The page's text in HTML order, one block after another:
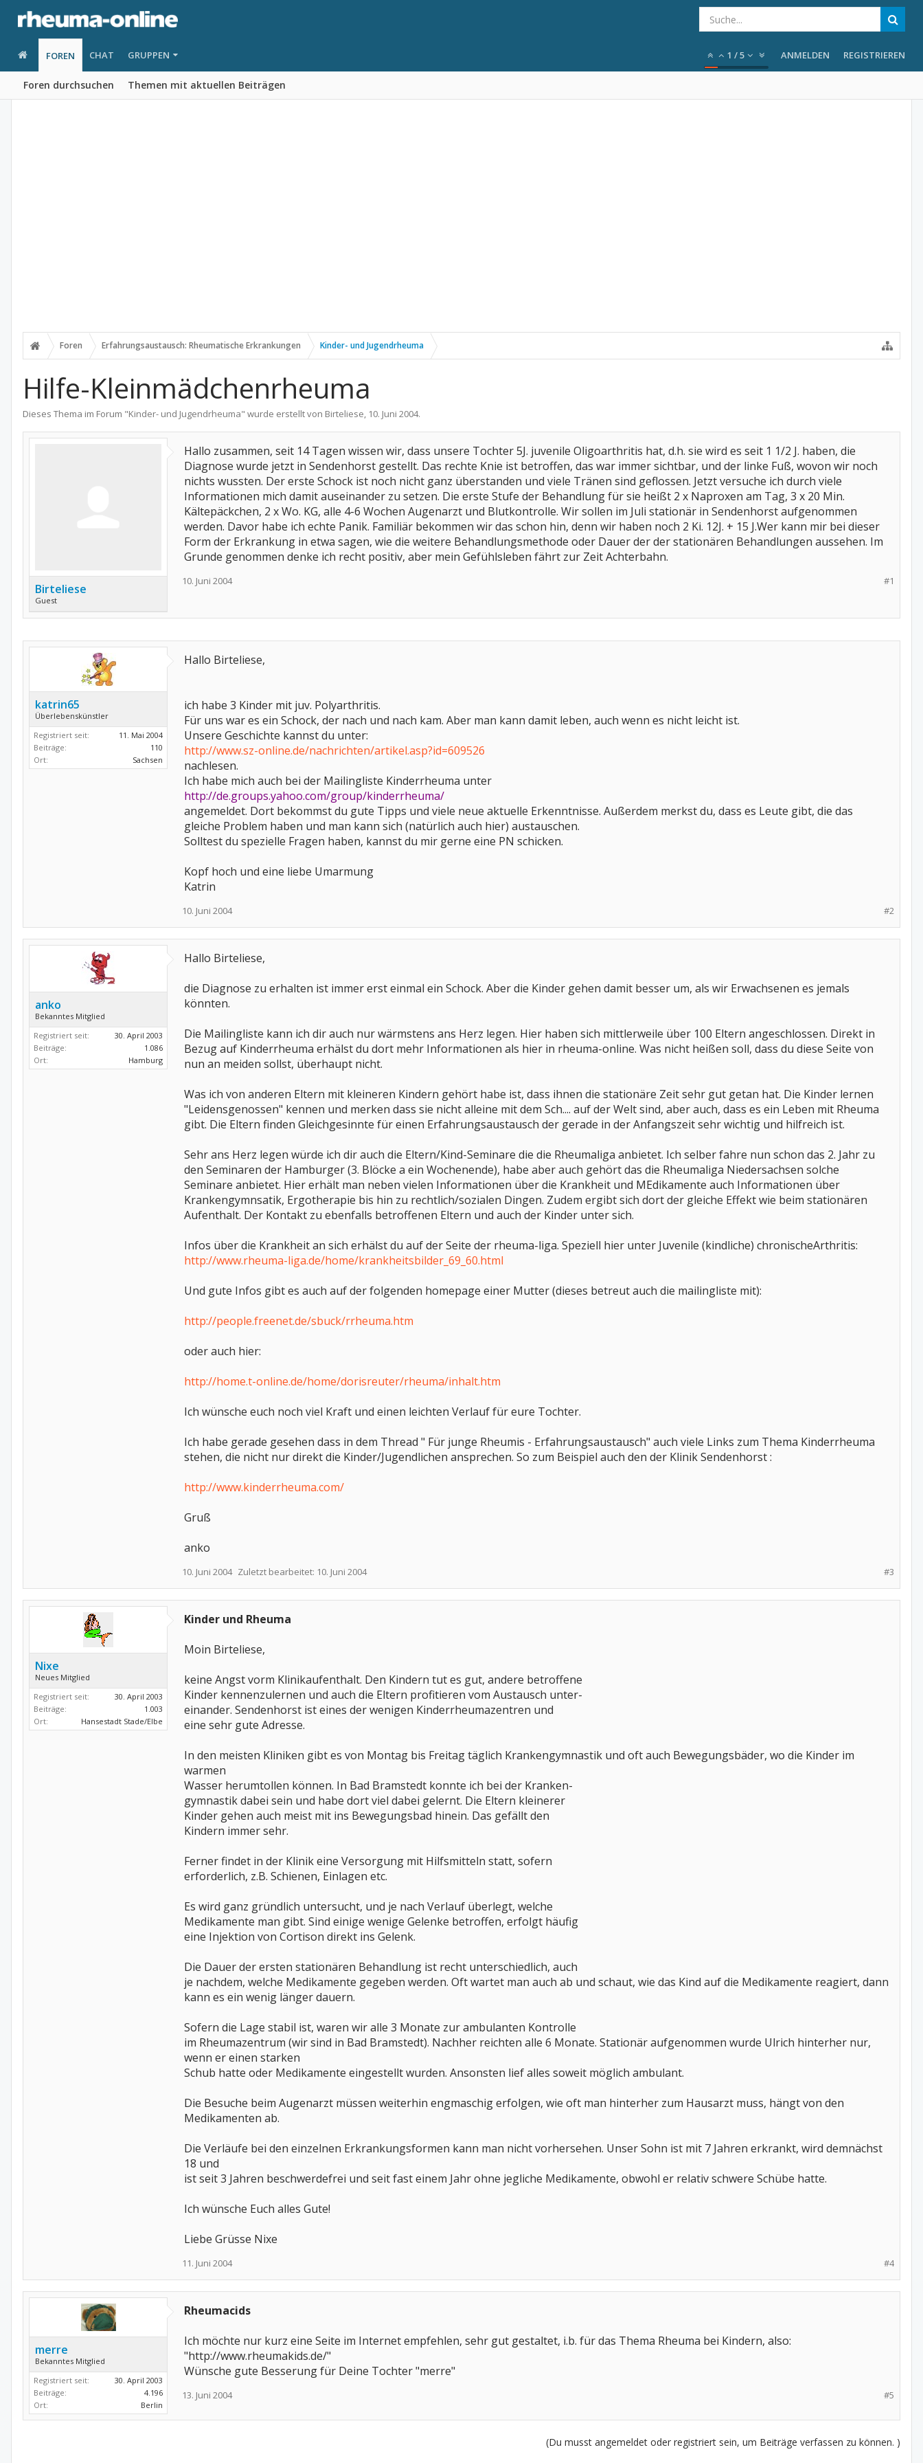
FOREN
Foren durchsuchen Themen mit aktuellen Beiträgen
CHAT GRUPPEN 1 /5 ANMELDEN REGISTRIEREN
Foren Erfahrungsaustausch: Rheumatische Erkrankungen Kinder- und Jugendrheuma
Hilfe-Kleinmädchenrheuma
Dieses Thema im Forum "Kinder- und Jugendrheuma" wurde erstellt von Birteliese, 10. Juni 2004.
Birteliese
Guest
Hallo zusammen, seit 14 Tagen wissen wir, dass unsere Tochter 5J. juvenile Oligoarthritis hat, d.h. sie wird es seit 1 1/2 J. haben, die
Diagnose wurde jetzt in Sendenhorst gestellt. Das rechte Knie ist betroffen, das war immer sichtbar, und der linke Fuß, wovon wir noch
nichts wussten. Der erste Schock ist noch nicht ganz überstanden und viele Tränen sind geflossen. Jetzt versuche ich durch viele
Informationen mich damit auseinander zu setzen. Die erste Stufe der Behandlung für sie heißt 2 x Naproxen am Tag, 3 x 20 Min.
Kältepäckchen, 2 x Wo. KG, alle 4-6 Wochen Augenarzt und Blutkontrolle. Wir sollen im Juli stationär in Sendenhorst aufgenommen
werden. Davor habe ich echte Panik. Familiär bekommen wir das schon hin, denn wir haben noch 2 Ki. 12J. + 15 J.Wer kann mir bei dieser
Form der Erkrankung in etwa sagen, wie die weitere Behandlungsmethode oder Dauer der der stationären Behandlungen aussehen. Im
Grunde genommen denke ich recht positiv, aber mein Gefühlsleben fährt zur Zeit Achterbahn.
#1
10. Juni 2004
katrin65
Überlebenskünstler
Registriert seit:
11. Mai 2004
Beiträge:
110
Ort:
Sachsen
Hallo Birteliese,
ich habe 3 Kinder mit juv. Polyarthritis.
Für uns war es ein Schock, der nach und nach kam. Aber man kann damit leben, auch wenn es nicht leicht ist.
Unsere Geschichte kannst du unter:
http://www.sz-online.de/nachrichten/artikel.asp?id=609526
nachlesen.
Ich habe mich auch bei der Mailingliste Kinderrheuma unter
http://de.groups.yahoo.com/group/kinderrheuma/
angemeldet. Dort bekommst du gute Tipps und viele neue aktuelle Erkenntnisse. Außerdem merkst du, dass es Leute gibt, die das
gleiche Problem haben und man kann sich (natürlich auch hier) austauschen.
Solltest du spezielle Fragen haben, kannst du mir gerne eine PN schicken.
Kopf hoch und eine liebe Umarmung
Katrin
#2
10. Juni 2004
anko
Bekanntes Mitglied
Registriert seit:
30. April 2003
Beiträge:
1.086
Ort:
Hamburg
Hallo Birteliese,
die Diagnose zu erhalten ist immer erst einmal ein Schock. Aber die Kinder gehen damit besser um, als wir Erwachsenen es jemals
könnten.
Die Mailingliste kann ich dir auch nur wärmstens ans Herz legen. Hier haben sich mittlerweile über 100 Eltern angeschlossen. Direkt in
Bezug auf Kinderrheuma erhälst du dort mehr Informationen als hier in rheuma-online. Was nicht heißen soll, dass du diese Seite von
nun an meiden sollst, überhaupt nicht.
Was ich von anderen Eltern mit kleineren Kindern gehört habe ist, dass ihnen die stationäre Zeit sehr gut getan hat. Die Kinder lernen
"Leidensgenossen" kennen und merken dass sie nicht alleine mit dem Sch.... auf der Welt sind, aber auch, dass es ein Leben mit Rheuma
gibt. Die Eltern finden Gleichgesinnte für einen Erfahrungsaustausch der gerade in der Anfangszeit sehr wichtig und hilfreich ist.
Sehr ans Herz legen würde ich dir auch die Eltern/Kind-Seminare die die Rheumaliga anbietet. Ich selber fahre nun schon das 2. Jahr zu
den Seminaren der Hamburger (3. Blöcke a ein Wochenende), habe aber auch gehört das die Rheumaliga Niedersachsen solche
Seminare anbietet. Hier erhält man neben vielen Informationen über die Krankheit und MEdikamente auch Informationen über
Krankengymnsatik, Ergotherapie bis hin zu rechtlich/sozialen Dingen. Zudem ergibt sich dort der gleiche Effekt wie beim stationären
Aufenthalt. Der Kontakt zu ebenfalls betroffenen Eltern und auch der Kinder unter sich.
Infos über die Krankheit an sich erhälst du auf der Seite der rheuma-liga. Speziell hier unter Juvenile (kindliche) chronischeArthritis:
http://www.rheuma-liga.de/home/krankheitsbilder_69_60.html
Und gute Infos gibt es auch auf der folgenden homepage einer Mutter (dieses betreut auch die mailingliste mit):
http://people.freenet.de/sbuck/rrheuma.htm
oder auch hier:
http://home.t-online.de/home/dorisreuter/rheuma/inhalt.htm
Ich wünsche euch noch viel Kraft und einen leichten Verlauf für eure Tochter.
Ich habe gerade gesehen dass in dem Thread " Für junge Rheumis - Erfahrungsaustausch" auch viele Links zum Thema Kinderrheuma
stehen, die nicht nur direkt die Kinder/Jugendlichen ansprechen. So zum Beispiel auch den der Klinik Sendenhorst :
http://www.kinderrheuma.com/
Gruß
anko
#3
10. Juni 2004 Zuletzt bearbeitet: 10. Juni 2004
Nixe
Neues Mitglied
Registriert seit:
30. April 2003
Beiträge:
1.003
Ort:
Hansestadt Stade/Elbe
Kinder und Rheuma
Moin Birteliese,
keine Angst vorm Klinikaufenthalt. Den Kindern tut es gut, andere betroffene
Kinder kennenzulernen und auch die Eltern profitieren vom Austausch unter-
einander. Sendenhorst ist eines der wenigen Kinderrheumazentren und
eine sehr gute Adresse.
In den meisten Kliniken gibt es von Montag bis Freitag täglich Krankengymnastik und oft auch Bewegungsbäder, wo die Kinder im
warmen
Wasser herumtollen können. In Bad Bramstedt konnte ich bei der Kranken-
gymnastik dabei sein und habe dort viel dabei gelernt. Die Eltern kleinerer
Kinder gehen auch meist mit ins Bewegungsbad hinein. Das gefällt den
Kindern immer sehr.
Ferner findet in der Klinik eine Versorgung mit Hilfsmitteln statt, sofern
erforderlich, z.B. Schienen, Einlagen etc.
Es wird ganz gründlich untersucht, und je nach Verlauf überlegt, welche
Medikamente man gibt. Sind einige wenige Gelenke betroffen, erfolgt häufig
eine Injektion von Cortison direkt ins Gelenk.
Die Dauer der ersten stationären Behandlung ist recht unterschiedlich, auch
je nachdem, welche Medikamente gegeben werden. Oft wartet man auch ab und schaut, wie das Kind auf die Medikamente reagiert, dann
kann es ein wenig länger dauern.
Sofern die Lage stabil ist, waren wir alle 3 Monate zur ambulanten Kontrolle
im Rheumazentrum (wir sind in Bad Bramstedt). Nachher reichten alle 6 Monate. Stationär aufgenommen wurde Ulrich hinterher nur,
wenn er einen starken
Schub hatte oder Medikamente eingestellt wurden. Ansonsten lief alles soweit möglich ambulant.
Die Besuche beim Augenarzt müssen weiterhin engmaschig erfolgen, wie oft man hinterher zum Hausarzt muss, hängt von den
Medikamenten ab.
Die Verläufe bei den einzelnen Erkrankungsformen kann man nicht vorhersehen. Unser Sohn ist mit 7 Jahren erkrankt, wird demnächst
18 und
ist seit 3 Jahren beschwerdefrei und seit fast einem Jahr ohne jegliche Medikamente, obwohl er relativ schwere Schübe hatte.
Ich wünsche Euch alles Gute!
Liebe Grüsse Nixe
#4
11. Juni 2004
merre
Bekanntes Mitglied
Registriert seit:
30. April 2003
Beiträge:
4.196
Ort:
Berlin
Rheumacids
Ich möchte nur kurz eine Seite im Internet empfehlen, sehr gut gestaltet, i.b. für das Thema Rheuma bei Kindern, also:
"http://www.rheumakids.de/"
Wünsche gute Besserung für Deine Tochter "merre"
#5
13. Juni 2004
(Du musst angemeldet oder registriert sein, um Beiträge verfassen zu können. )